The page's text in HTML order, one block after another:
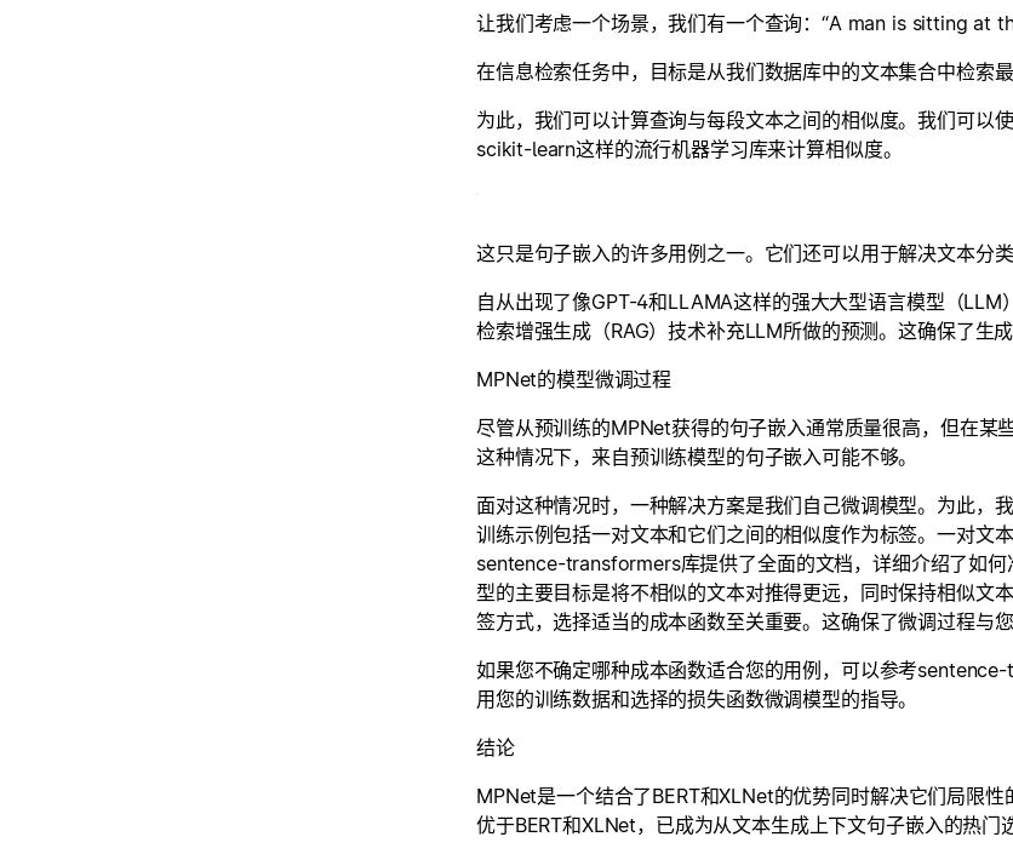
让我们考虑一个场景，我们有一个查询：“A man is sitting at
在信息检索任务中，目标是从我们数据库中的文本集合中检索最
为此，我们可以计算查询与每段文本之间的相似度。我们可
scikit-learn这样的流行机器学习库来计算相似度。
这只是句子嵌入的许多用例之一。它们还可以用于解决文本分
自从出现了像GPT-4和LLAMA这样的强大大型语言模型（
检索增强生成（RAG）技术补充LLM所做的预测。这确保了生
MPNet的模型微调过程
尽管从预训练的MPNet获得的句子嵌入通常质量很高，但在某
这种情况下，来自预训练模型的句子嵌入可能不够。
面对这种情况时，一种解决方案是我们自己微调模型。为此
训练示例包括一对文本和它们之间的相似度作为标签。一对文
sentence-transformers库提供了全面的文档，详细介绍了如
型的主要目标是将不相似的文本对推得更远，同时保持相似文
签方式，选择适当的成本函数至关重要。这确保了微调过程与您
如果您不确定哪种成本函数适合您的用例，可以参考
用您的训练数据和选择的损失函数微调模型的指导。
结论
MPNet是一个结合了BERT和XLNet的优势同时解决它们局限
优于BERT和XLNet，已成为从文本生成上下文句子嵌入的热门